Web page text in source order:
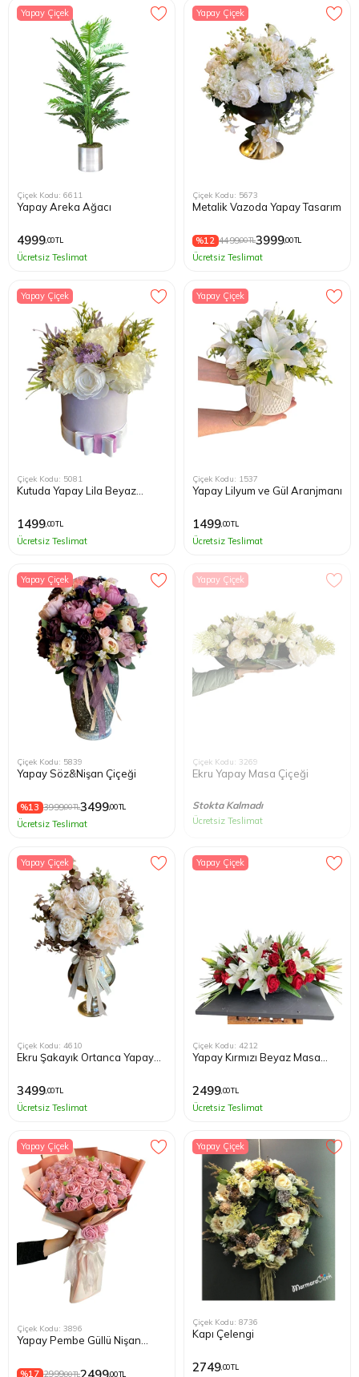
Yapay Çiçek
Çiçek Kodu: 6611
Yapay Areka Ağacı
4999,00 TL
Ücretsiz Teslimat
Yapay Çiçek
Çiçek Kodu: 5673
Metalik Vazoda Yapay Tasarım
%12 4499,00 TL3999,00 TL
Ücretsiz Teslimat
Yapay Çiçek
Çiçek Kodu: 5081
Kutuda Yapay Lila Beyaz
1499,00 TL
Ücretsiz Teslimat
Yapay Çiçek
Çiçek Kodu: 1537
Yapay Lilyum ve Gül Aranjmanı
1499,00 TL
Ücretsiz Teslimat
Yapay Çiçek
Çiçek Kodu: 5839
Yapay Söz&Nişan Çiçeği
%13 3999,00 TL3499,00 TL
Ücretsiz Teslimat
Yapay Çiçek
Çiçek Kodu: 3269
Ekru Yapay Masa Çiçeği
Stokta Kalmadı
Ücretsiz Teslimat
Yapay Çiçek
Çiçek Kodu: 4610
Ekru Şakayık Ortanca Yapay
3499,00 TL
Ücretsiz Teslimat
Yapay Çiçek
Çiçek Kodu: 4212
Yapay Kırmızı Beyaz Masa
2499,00 TL
Ücretsiz Teslimat
Yapay Çiçek
Çiçek Kodu: 3896
Yapay Pembe Güllü Nişan
%17 2999,00 TL2499,00 TL
Yapay Çiçek
Çiçek Kodu: 8736
Kapı Çelengi
2749,00 TL